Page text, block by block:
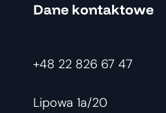
Dane kontaktowe
+48 22 826 67 47
Lipowa 1a/20